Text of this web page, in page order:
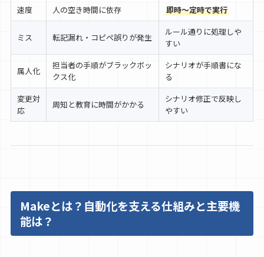
速度
人の空き時間に依存 即時〜定時で実行
ミス 転記漏れ・コピペ誤りが発生
ルール通りに処理しや
すい
属人化
担当者の手順がブラックボッ
クス化
シナリオが手順書にな
る
変更対
応
周知と教育に時間がかかる
シナリオ修正で反映し
やすい
Makeとは？自動化を支える仕組みと主要機
能は？